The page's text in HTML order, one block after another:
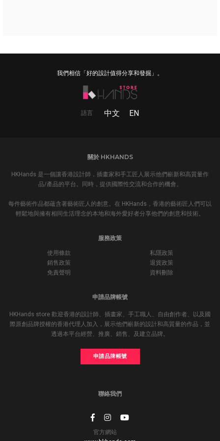
我們相信「好的設計值得分享和發掘」。
語言 中文 EN
關於 HKHANDS
HKHands 是一個讓香港設計師，插畫家和手工匠人展示他們嶄新和高質量作
品/產品的平台。同時，提供國際性交流和合作的機會。
每件藝術作品都蘊含著藝術匠人的創意。在 HKHands，香港的藝術匠人們可以
輕鬆地與擁有相同生活理念的本地和海外愛好者分享他們的創意和技術。
服務政策
使用條款
私隱政策
銷售政策
退貨政策
免責聲明
資料刪除
申請品牌帳號
HKHands store 歡迎香港的設計師、插畫家、手工職人、自由創作者、以及國
際原創品牌授權的香港代理人加入，展示他們嶄新的設計和高質量的作品，並
透過本平台經營、推廣、銷售、及建立品牌。
申請品牌帳號
聯絡我們
官方網站